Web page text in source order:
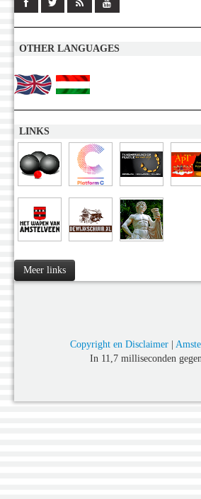
OTHER LANGUAGES
LINKS
Meer links
Copyright en Disclaimer|
In 11,7 milliseconden